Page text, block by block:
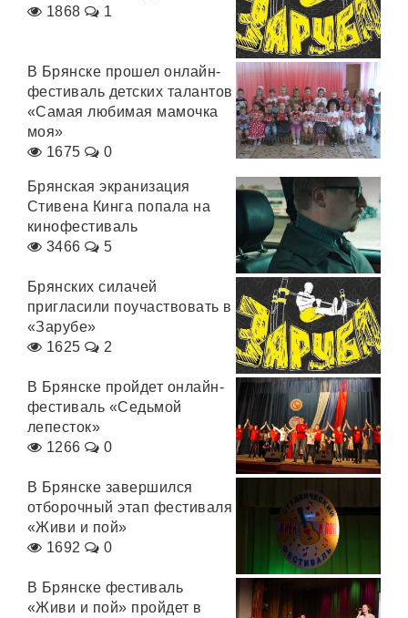
1868
1
В Брянске прошел онлайн-
фестиваль детских талантов
«Самая любимая мамочка
моя»
1675
0
Брянская экранизация
Стивена Кинга попала на
кинофестиваль
3466
5
Брянских силачей
пригласили поучаствовать в
«Зарубе»
1625
2
В Брянске пройдет онлайн-
фестиваль «Седьмой
лепесток»
1266
0
В Брянске завершился
отборочный этап фестиваля
«Живи и пой»
1692
0
В Брянске фестиваль
«Живи и пой» пройдет в